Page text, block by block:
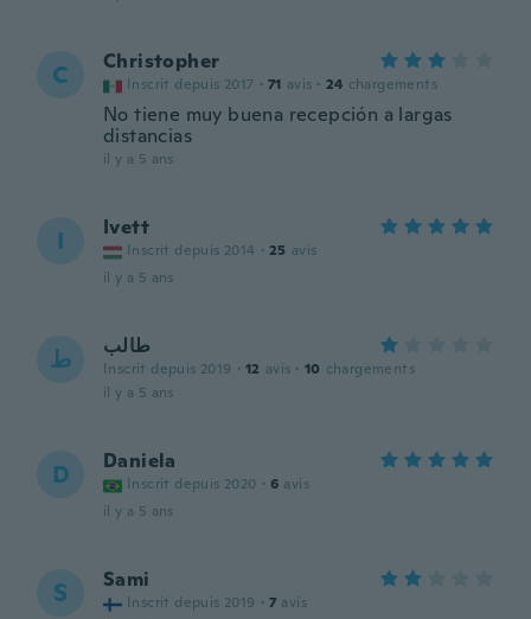
C Christopher
Inscrit depuis 2017 · 71 avis · 24 chargements
No tiene muy buena recepción a largas
distancias
il y a 5 ans
I Ivett
Inscrit depuis 2014 · 25 avis
il y a 5 ans
ط طالب
Inscrit depuis 2019 · 12 avis · 10 chargements
il y a 5 ans
D Daniela
Inscrit depuis 2020 · 6 avis
il y a 5 ans
S Sami
Inscrit depuis 2019 · 7 avis